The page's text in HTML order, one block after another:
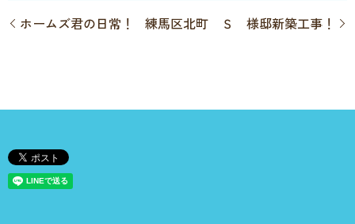
ホームズ君の日常！ 練馬区北町 Ｓ 様邸新築工事！